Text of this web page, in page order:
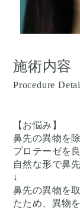
施術内容
Procedure
【お悩み】
鼻先の異物を除
プロテーゼを
自然な形で鼻
↓
鼻先の異物を
たため、異物